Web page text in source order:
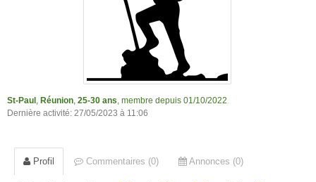
St-Paul Réunion 25-30 ans , membre depuis 01/10/2022
Dernière activité: 27/05/2023 à 11:06
Profil Commentaires (0) Annonces (0)